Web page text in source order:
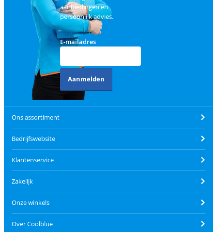
aanbiedingen en
persoonlijk advies.
E-mailadres
Aanmelden
Ons assortiment
Bedrijfswebsite
Klantenservice
Zakelijk
Onze winkels
Over Coolblue